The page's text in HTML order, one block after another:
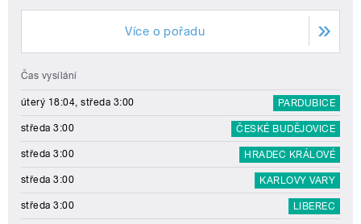
Více o pořadu
Čas vysílání
úterý 18:04, středa 3:00 PARDUBICE
středa 3:00 ČESKÉ BUDĚJOVICE
středa 3:00 HRADEC KRÁLOVÉ
středa 3:00 KARLOVY VARY
středa 3:00 LIBEREC